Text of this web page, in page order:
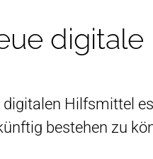
digitale
digitalen Hilfsmittel
bestehen zu